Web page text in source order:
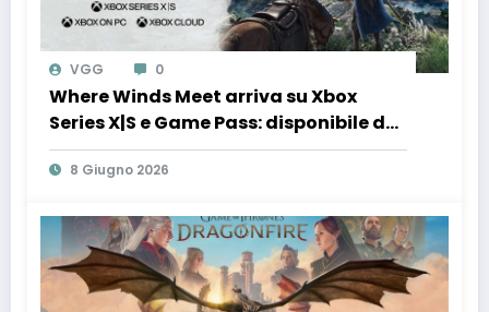
VGG 0
Where Winds Meet arriva su Xbox
Series X|S e Game Pass: disponibile da
oggi insieme al reveal della nuova
espansione Hidden Mountain
8 Giugno 2026